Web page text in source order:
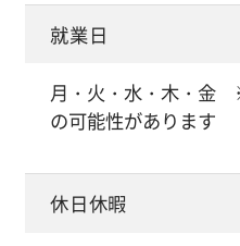
就業日
月・火・水・木・金
の可能性があります
休日休暇